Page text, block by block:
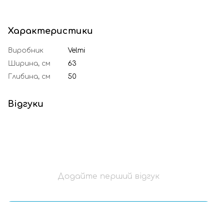
Характеристики
Виробник
Velmi
Ширина, см
63
Глибина, см
50
Відгуки
Додайте перший відгук